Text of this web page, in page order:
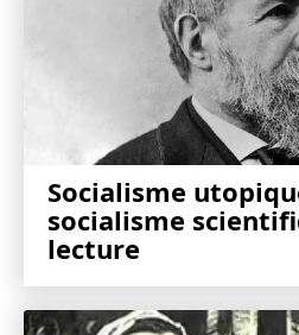
Socialisme
socialisme
lecture